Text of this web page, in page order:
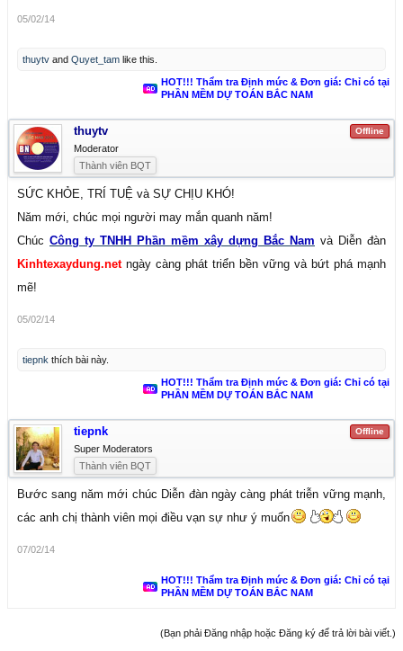
05/02/14
thuytv and Quyet_tam like this.
HOT!!! Thẩm tra Định mức & Đơn giá: Chỉ có tại
PHẦN MỀM DỰ TOÁN BẮC NAM
Offline
thuytv
Moderator
Thành viên BQT
SỨC KHỎE, TRÍ TUỆ và SỰ CHỊU KHÓ!
Năm mới, chúc mọi người may mắn quanh năm!
Chúc Công ty TNHH Phần mềm xây dựng Bắc Nam và Diễn đàn
Kinhtexaydung.net ngày càng phát triển bền vững và bứt phá mạnh
mẽ!
05/02/14
tiepnk thích bài này.
HOT!!! Thẩm tra Định mức & Đơn giá: Chỉ có tại
PHẦN MỀM DỰ TOÁN BẮC NAM
Offline
tiepnk
Super Moderators
Thành viên BQT
Bước sang năm mới chúc Diễn đàn ngày càng phát triễn vững mạnh,
các anh chị thành viên mọi điều vạn sự như ý muốn
07/02/14
HOT!!! Thẩm tra Định mức & Đơn giá: Chỉ có tại
PHẦN MỀM DỰ TOÁN BẮC NAM
(Bạn phải Đăng nhập hoặc Đăng ký để trả lời bài viết.)